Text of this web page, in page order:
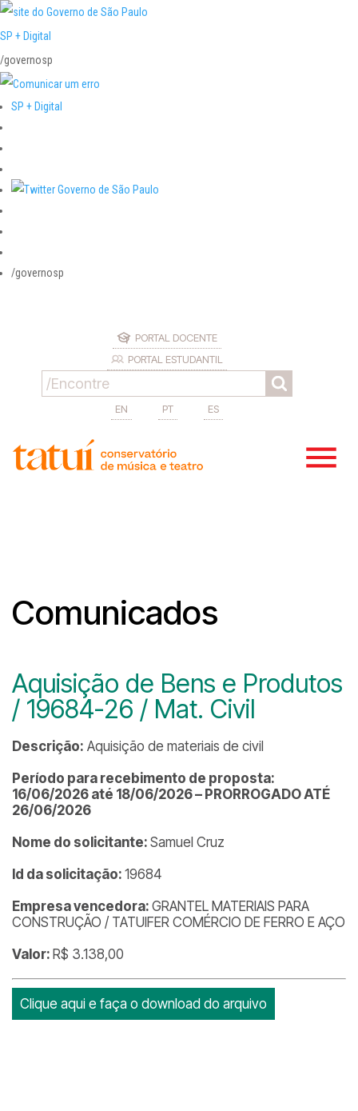
SP + Digital
/governosp
SP + Digital
/governosp
PORTAL DOCENTE
PORTAL ESTUDANTIL
EN PT ES
Comunicados
Aquisição de Bens e Produtos
/ 19684-26 / Mat. Civil
Descrição: Aquisição de materiais de civil
Período para recebimento de proposta:
16/06/2026 até 18/06/2026 – PRORROGADO ATÉ
26/06/2026
Nome do solicitante: Samuel Cruz
Id da solicitação: 19684
Empresa vencedora: GRANTEL MATERIAIS PARA
CONSTRUÇÃO / TATUIFER COMÉRCIO DE FERRO E AÇO
Valor: R$ 3.138,00
Clique aqui e faça o download do arquivo